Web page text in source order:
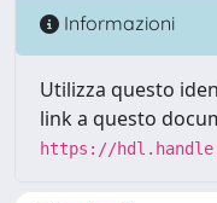
Informazioni
Utilizza questo
link a questo
https://